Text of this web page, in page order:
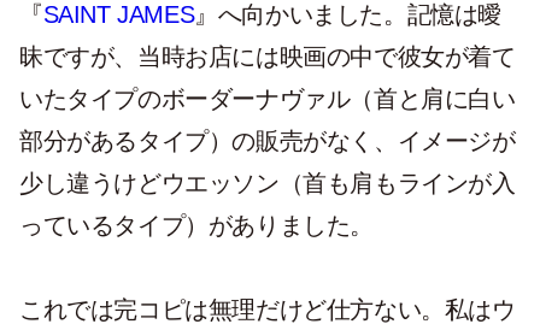
『SAINT JAMES』へ向かいました。記憶は曖
昧ですが、当時お店には映画の中で彼女が着て
いたタイプのボーダーナヴァル（首と肩に白い
部分があるタイプ）の販売がなく、イメージが
少し違うけどウエッソン（首も肩もラインが入
っているタイプ）がありました。
これでは完コピは無理だけど仕方ない。私はウ